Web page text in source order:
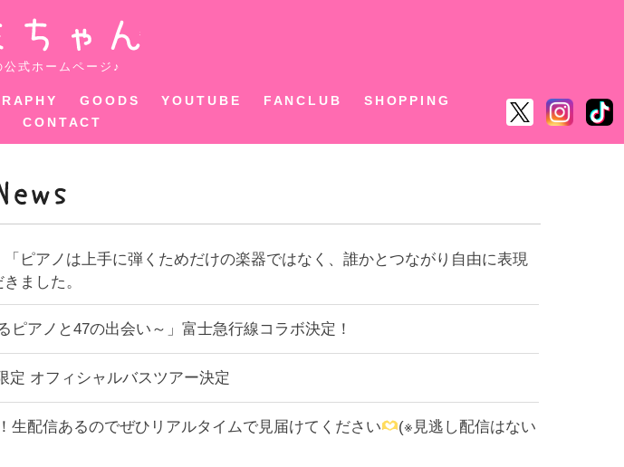
ハラミちゃん
式ホームページ♪
GOODS YOUTUBE FANCLUB
SHOPPING
CONTACT
ピアノは上手に弾くためだけの楽器ではなく、誰かとつながり自由に表現
ました。
ピアノと47の出会い～」富士急行線コラボ決定！
定 オフィシャルバスツアー決定
生配信あるのでぜひリアルタイムで見届けてください
(※見逃し配信はない